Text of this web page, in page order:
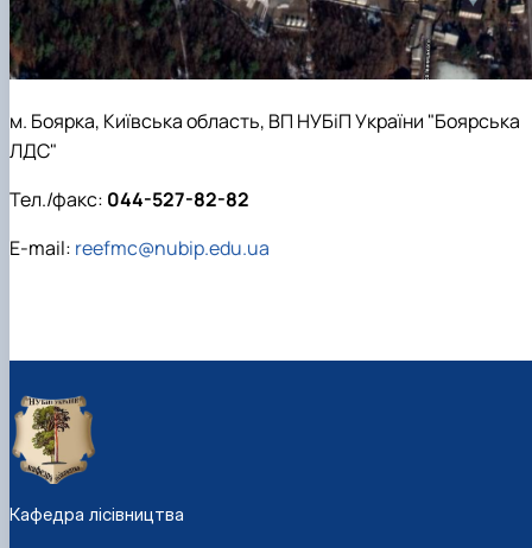
Пожежна ситуація в Україні за даними ЗМІ
Проєкти
Прес-релізи
Виступи в ЗМІ
Контакти
м. Боярка, Київська область, ВП НУБіП України "Боярська
ЛДС"
Тел./факс: 044-527-82-82
E-mail: reefmc@nubip.edu.ua
Кафедра лісівництва